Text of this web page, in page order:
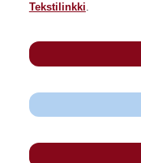
Tekstilinkki.